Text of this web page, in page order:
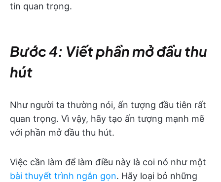
tin quan trọng.
Bước 4: Viết phần mở đầu thu
hút
Như người ta thường nói, ấn tượng đầu tiên rất
quan trọng. Vì vậy, hãy tạo ấn tượng mạnh mẽ
với phần mở đầu thu hút.
Việc cần làm để làm điều này là coi nó như một
bài thuyết trình ngắn gọn. Hãy loại bỏ những